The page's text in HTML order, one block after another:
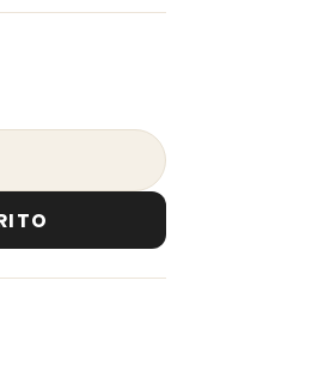
Acabado Cromo Explora - HE-